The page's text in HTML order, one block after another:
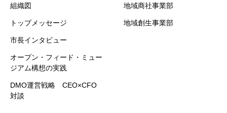
組織図
トップメッセージ
市長インタビュー
オープン・フィード・ミュー
ジアム構想の実践
DMO運営戦略 CEO×CFO
対談
地域商社事業部
地域創生事業部